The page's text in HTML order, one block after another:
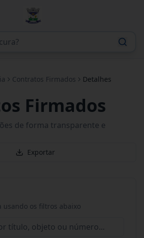
Contratos Firmados Detalhes
Firmados
de forma transparente e
Exportar
usando os filtros abaixo